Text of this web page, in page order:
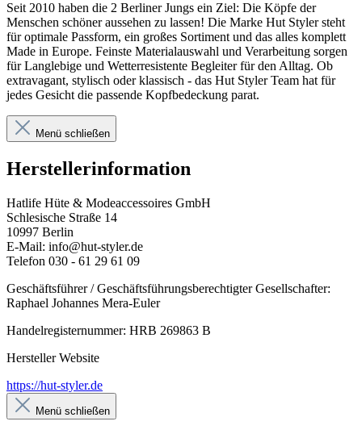
Seit 2010 haben die 2 Berliner Jungs ein Ziel: Die Köpfe der
Menschen schöner aussehen zu lassen! Die Marke Hut Styler steht
für optimale Passform, ein großes Sortiment und das alles komplett
Made in Europe. Feinste Materialauswahl und Verarbeitung sorgen
für Langlebige und Wetterresistente Begleiter für den Alltag. Ob
extravagant, stylisch oder klassisch - das Hut Styler Team hat für
jedes Gesicht die passende Kopfbedeckung parat.
Menü schließen
Herstellerinformation
Hatlife Hüte & Modeaccessoires GmbH
Schlesische Straße 14
10997 Berlin
E-Mail: info@hut-styler.de
Telefon 030 - 61 29 61 09
Geschäftsführer / Geschäftsführungsberechtigter Gesellschafter:
Raphael Johannes Mera-Euler
Handelregisternummer: HRB 269863 B
Hersteller Website
https://hut-styler.de
Menü schließen